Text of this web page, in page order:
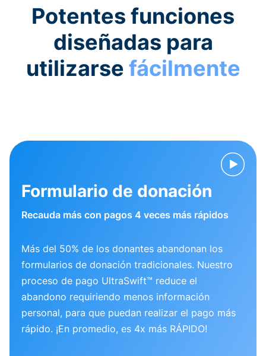
Potentes funciones
diseñadas para
utilizarse fácilmente
Formulario de donación
Recauda más con pagos 4 veces más rápidos
Más del 50% de los donantes abandonan los
formularios de donación tradicionales. Nuestro
proceso de pago UltraSwift™ reduce el
abandono requiriendo menos información
personal, para que puedan realizar el pago más
rápido. ¡En promedio, es 4x más RÁPIDO!